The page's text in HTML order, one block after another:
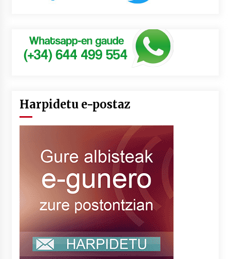
Harpidetu e-postaz